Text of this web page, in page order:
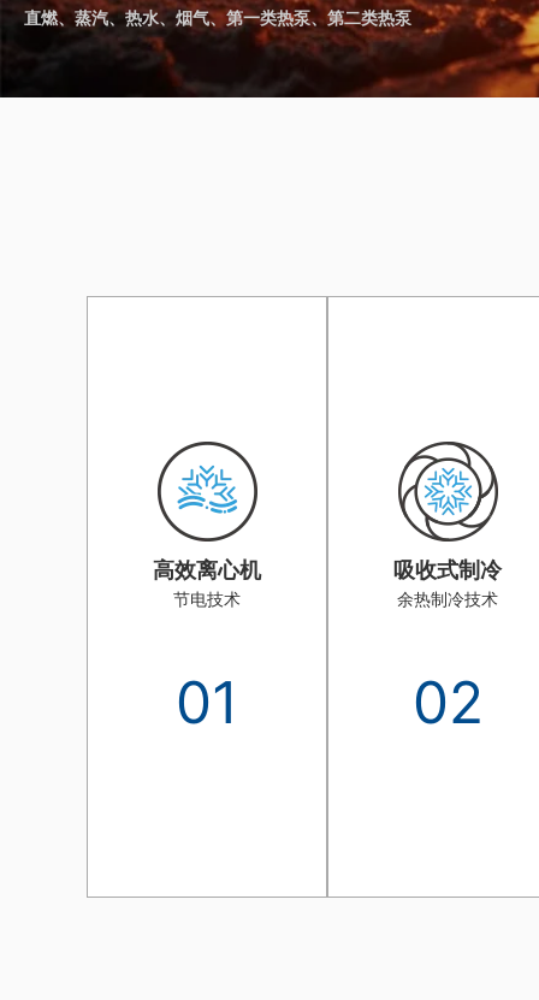
直燃、蒸汽、热水、烟气、第一类热泵、第二类热泵
高效离心机
节电技术
01
吸收式制冷
余热制冷技术
02